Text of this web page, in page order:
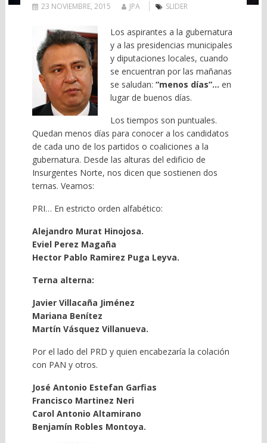
23 NOVIEMBRE, 2015 JPA SLIDER
Los aspirantes a la gubernatura
y a las presidencias municipales
y diputaciones locales, cuando
se encuentran por las mañanas
se saludan: “menos días”… en
lugar de buenos días.
Los tiempos son puntuales.
Quedan menos días para conocer a los candidatos
de cada uno de los partidos o coaliciones a la
gubernatura. Desde las alturas del edificio de
Insurgentes Norte, nos dicen que sostienen dos
ternas. Veamos:
PRI… En estricto orden alfabético:
Alejandro Murat Hinojosa.
Eviel Perez Magaña
Hector Pablo Ramirez Puga Leyva.
Terna alterna:
Javier Villacaña Jiménez
Mariana Benítez
Martín Vásquez Villanueva.
Por el lado del PRD y quien encabezaría la colación
con PAN y otros.
José Antonio Estefan Garfias
Francisco Martinez Neri
Carol Antonio Altamirano
Benjamín Robles Montoya.